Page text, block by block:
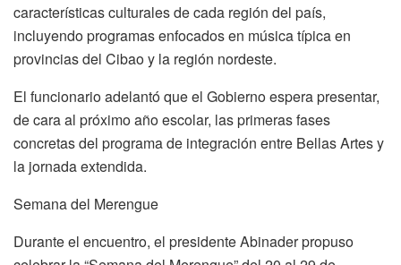
características culturales de cada región del país,
incluyendo programas enfocados en música típica en
provincias del Cibao y la región nordeste.
El funcionario adelantó que el Gobierno espera presentar,
de cara al próximo año escolar, las primeras fases
concretas del programa de integración entre Bellas Artes y
la jornada extendida.
Semana del Merengue
Durante el encuentro, el presidente Abinader propuso